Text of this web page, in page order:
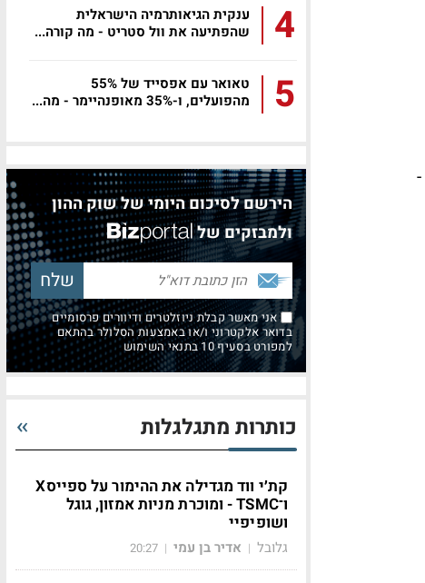
4
ענקית הגיאותרמיה הישראלית
שהפתיעה את וול סטריט - מה קורה...
5
טאואר עם אפסייד של 55%
מהפועלים, ו-35% מאופנהיימר - מה...
הירשם לסיכום היומי של שוק ההון
ולמבזקים של
אני מאשר קבלת ניוזלטרים ודיוורים פרסומיים
בדואר אלקטרוני ו/או באמצעות הסלולר בהתאם
למפורט בסעיף 10 בתנאי השימוש
כותרות מתגלגלות
קת׳י ווד מגדילה את ההימור על ספייסX
ו־TSMC - ומוכרת מניות אמזון, גוגל
ושופיפיי
גלובל | אדיר בן עמי |
20:27